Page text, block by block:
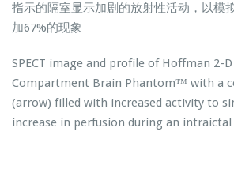
指示的隔室显示加剧的放射性活动，以模
加67%的现象
SPECT image and profile of Hoffman 2-
Compartment Brain Phantom™ with a
(arrow) filled with increased activity to
increase in perfusion during an intraictal